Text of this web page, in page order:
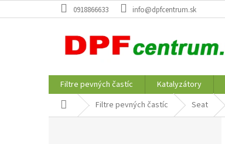
na
0918866633 info@dpfcentrum.sk
Filtre pevných častíc Katalyzátory
DomovFiltre pevných častíc Seat